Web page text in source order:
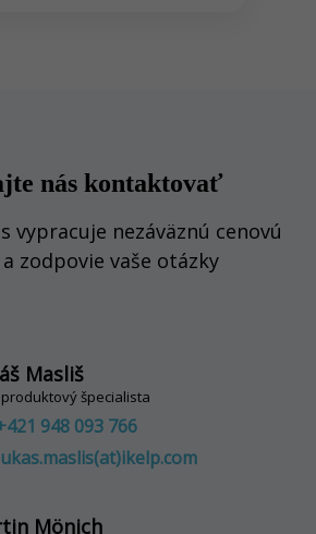
nás kontaktovať
vypracuje nezáväznú cenovú
zodpovie vaše otázky
Masliš
špecialista
948 093 766
Mönich